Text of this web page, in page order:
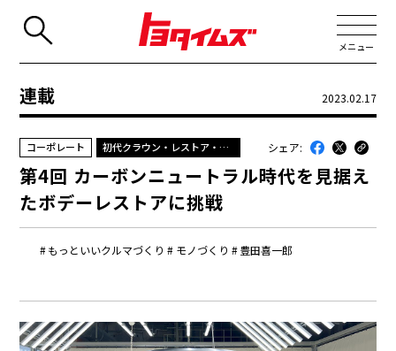
メニュー
新着
最近のトヨタ
連載
コラム
トヨタイムズニュース
トヨタイムズビジネス
連載 2023.02.17
もっといいクルマづくり モノづくり 豊田喜一郎
コーポレート 初代クラウン・レストア・プロジェクトを追え シェア:
第4回 カーボンニュートラル時代を見据え
たボデーレストアに挑戦